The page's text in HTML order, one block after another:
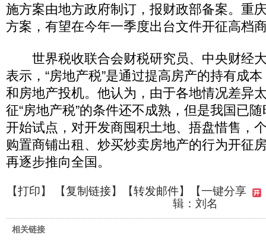
施方案由地方政府制订，报财政部备案。重
方案，有望在今年一季度出台文件开征高档
世界税收联合会财税研究员、中央财经
表示，“房地产税”是通过提高房产的持有成
和房地产投机。他认为，由于各地情况差异
征“房地产税”的条件还不成熟，但是我国已
开始试点，对开发商囤积土地、捂盘惜售，
购置商铺出租、炒买炒卖房地产的行为开征
再逐步推向全国。
【打印】 【复制链接】【转发邮件】
【一键分享
辑：刘名
相关链接